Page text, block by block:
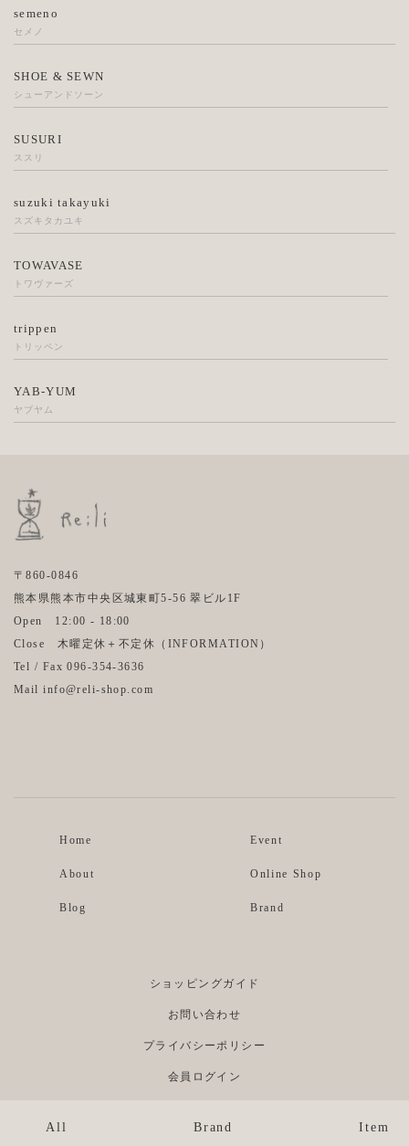
All Brand Item
semeno
セメノ
SHOE & SEWN
シューアンドソーン
SUSURI
ススリ
suzuki takayuki
スズキタカユキ
TOWAVASE
トワヴァーズ
trippen
トリッペン
YAB-YUM
ヤブヤム
〒860-0846
熊本県熊本市中央区城東町5-56 翠ビル1F
Open 12:00 - 18:00
Close 木曜定休＋不定休（ INFORMATION ）
Tel / Fax 096-354-3636
Mail info@reli-shop.com
Home
About
Blog
Event
Online Shop
Brand
ショッピングガイド
お問い合わせ
プライバシーポリシー
会員ログイン
©Re;li. ALL RIGHTS RESERVED.